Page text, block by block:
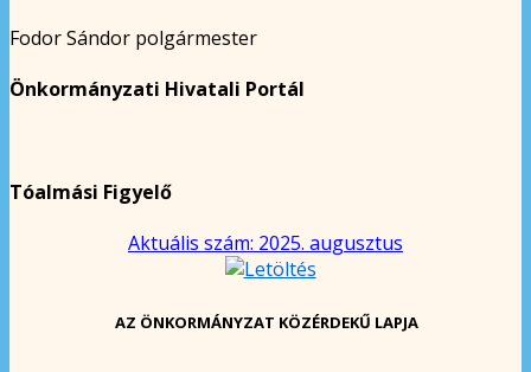
Fodor Sándor polgármester
Önkormányzati Hivatali Portál
Tóalmási Figyelő
Aktuális szám: 2025. augusztus
AZ ÖNKORMÁNYZAT KÖZÉRDEKŰ LAPJA